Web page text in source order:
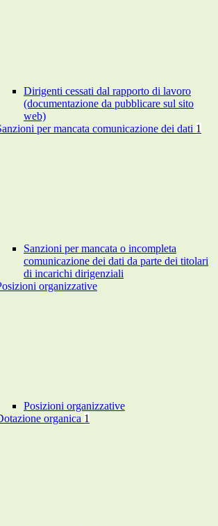
Dirigenti cessati dal rapporto di lavoro
(documentazione da pubblicare sul sito
web)
per mancata comunicazione dei dati 1
Sanzioni per mancata o incompleta
comunicazione dei dati da parte dei titolari
di incarichi dirigenziali
organizzative
Posizioni organizzative
organica 1